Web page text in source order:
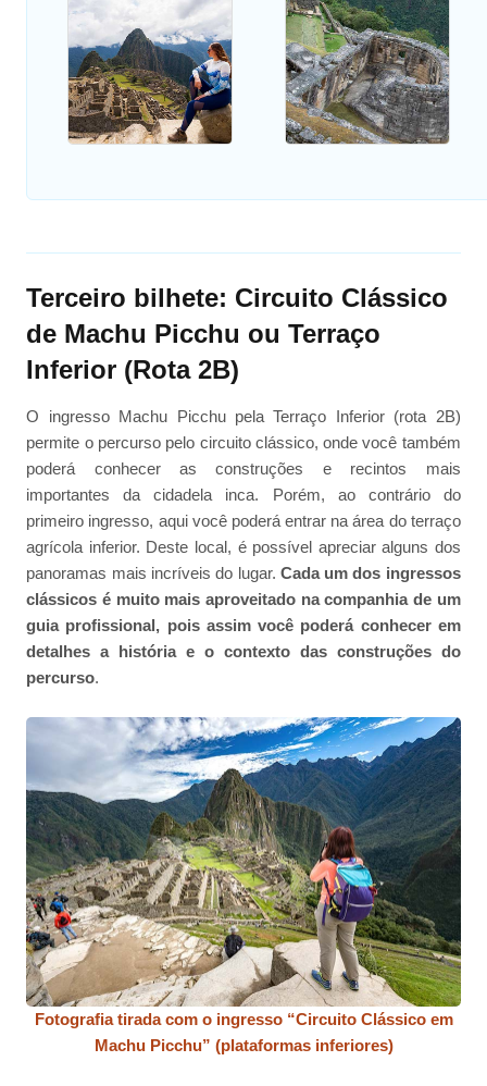
Terceiro bilhete: Circuito Clássico
de Machu Picchu ou Terraço
Inferior (Rota 2B)
O ingresso Machu Picchu pela Terraço Inferior (rota 2B)
permite o percurso pelo circuito clássico, onde você também
poderá conhecer as construções e recintos mais
importantes da cidadela inca. Porém, ao contrário do
primeiro ingresso, aqui você poderá entrar na área do terraço
agrícola inferior. Deste local, é possível apreciar alguns dos
panoramas mais incríveis do lugar. Cada um dos ingressos
clássicos é muito mais aproveitado na companhia de um
guia profissional, pois assim você poderá conhecer em
detalhes a história e o contexto das construções do
percurso.
Fotografia tirada com o ingresso “Circuito Clássico em
Machu Picchu” (plataformas inferiores)